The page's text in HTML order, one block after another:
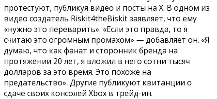
протестуют, публикуя видео и посты на X. В одном из
видео создатель Riskit4theBiskit заявляет, что ему
«нужно это переварить». «Если это правда, то я
считаю это огромным промахом» — добавляет он. «Я
думаю, что как фанат и сторонник бренда на
протяжении 20 лет, я вложил в него сотни тысяч
долларов за это время. Это похоже на
предательство». Другие публикуют квитанции о
сдаче своих консолей Xbox в трейд-ин.